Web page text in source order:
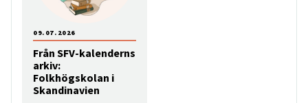
Från SFV-kalenderns
arkiv:
Folkhögskolan i
Skandinavien
09.07.2026